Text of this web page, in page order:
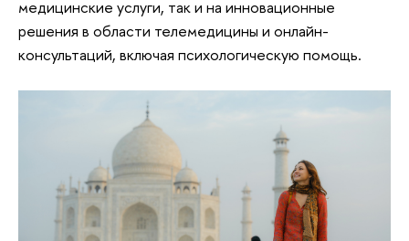
медицинские услуги, так и на инновационные
решения в области телемедицины и онлайн-
консультаций, включая психологическую помощь.